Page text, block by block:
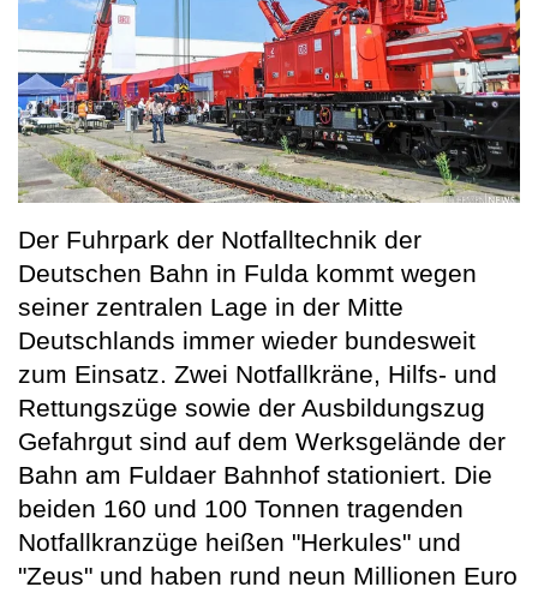
Der Fuhrpark der Notfalltechnik der
Deutschen Bahn in Fulda kommt wegen
seiner zentralen Lage in der Mitte
Deutschlands immer wieder bundesweit
zum Einsatz. Zwei Notfallkräne, Hilfs- und
Rettungszüge sowie der Ausbildungszug
Gefahrgut sind auf dem Werksgelände der
Bahn am Fuldaer Bahnhof stationiert. Die
beiden 160 und 100 Tonnen tragenden
Notfallkranzüge heißen "Herkules" und
"Zeus" und haben rund neun Millionen Euro